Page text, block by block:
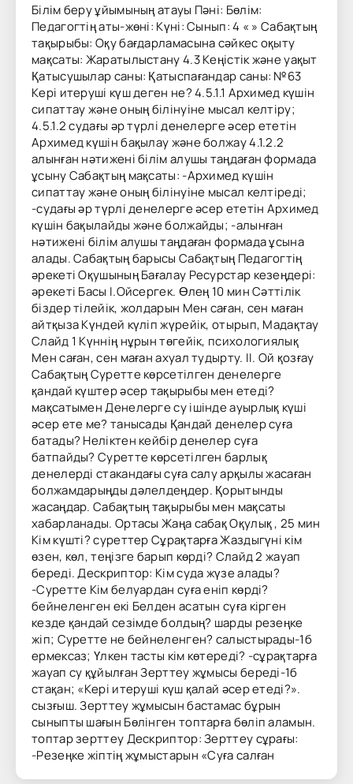
Білім беру ұйымының атауы Пәні: Бөлім:
Педагогтің аты-жөні: Күні: Сынып: 4 « » Сабақтың
тақырыбы: Оқу бағдарламасына сәйкес оқыту
мақсаты: Жаратылыстану 4.3 Кеңістік және уақыт
Қатысушылар саны: Қатыспағандар саны: №63
Кері итеруші күш деген не? 4.5.1.1 Архимед күшін
сипаттау және оның білінуіне мысал келтіру;
4.5.1.2 судағы әр түрлі денелерге әсер ететін
Архимед күшін бақылау және болжау 4.1.2.2
алынған нәтижені білім алушы таңдаған формада
ұсыну Сабақтың мақсаты: -Архимед күшін
сипаттау және оның білінуіне мысал келтіреді;
-судағы әр түрлі денелерге әсер ететін Архимед
күшін бақылайды және болжайды; -алынған
нәтижені білім алушы таңдаған формада ұсына
алады. Сабақтың барысы Сабақтың Педагогтің
әрекеті Оқушының Бағалау Ресурстар кезеңдері:
әрекеті Басы І.Ойсергек. Өлең 10 мин Сәттілік
біздер тілейік, жолдарын Мен саған, сен маған
айтқыза Күндей күліп жүрейік, отырып, Мадақтау
Слайд 1 Күннің нұрын төгейік, психологиялық
Мен саған, сен маған ахуал тудырту. ІІ. Ой қозғау
Сабақтың Суретте көрсетілген денелерге
қандай күштер әсер тақырыбы мен етеді?
мақсатымен Денелерге су ішінде ауырлық күші
әсер ете ме? танысады Қандай денелер суға
батады? Неліктен кейбір денелер суға
батпайды? Суретте көрсетілген барлық
денелерді стакандағы суға салу арқылы жасаған
болжамдарыңды дәлелдеңдер. Қорытынды
жасаңдар. Сабақтың тақырыбы мен мақсаты
хабарланады. Ортасы Жаңа сабақ Оқулық , 25 мин
Кім күшті? суреттер Сұрақтарға Жаздыгүні кім
өзен, көл, теңізге барып көрді? Слайд 2 жауап
береді. Дескриптор: Кім суда жүзе алады?
-Суретте Кім белуардан суға еніп көрді?
бейнеленген екі Белден асатын суға кірген
кезде қандай сезімде болдың? шарды резеңке
жіп; Суретте не бейнеленген? салыстырады-1б
ермексаз; Үлкен тасты кім көтереді? -сұрақтарға
жауап су құйылған Зерттеу жұмысы береді-1б
стақан; «Кері итеруші күш қалай әсер етеді?».
сызғыш. Зерттеу жұмысын бастамас бұрын
сыныпты шағын Бөлінген топтарға бөліп аламын.
топтар зерттеу Дескриптор: Зерттеу сұрағы:
-Резеңке жіптің жұмыстарын «Суға салған